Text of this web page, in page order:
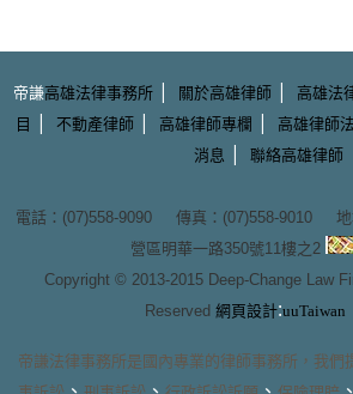
帝謙高雄法律事務所| 關於高雄律師| 高雄法
目
| 不動產律師 | 高雄律師專欄 | 高雄律師
消息 | 聯絡高雄律師
電話：(07)558-9090 傳真：(07)558-9010 地
營區明華一路350號11樓之2
Copyright © 2013-2015 Deep-Change Law
Reserved 網頁設計:uuTaiwan
帝謙法律事務所是國內專業的律師事務所 ，我們